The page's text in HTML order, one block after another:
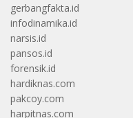
gerbangfakta.id
infodinamika.id
narsis.id
pansos.id
forensik.id
hardiknas.com
pakcoy.com
harpitnas.com